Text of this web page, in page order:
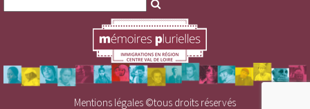
for:
Search
Mentions légales ©tous droits réservés